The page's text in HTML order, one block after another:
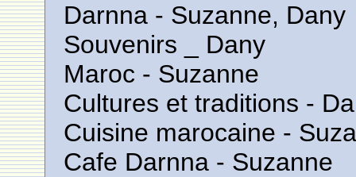
Darnna - Suzanne, Dany
Souvenirs _ Dany
Maroc - Suzanne
Cultures et traditions -
Cuisine marocaine -
Cafe Darnna - Suzanne